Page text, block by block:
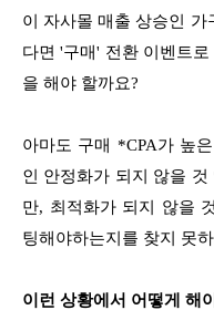
이 자사몰 매출 상승인
다면 '구매' 전환 이벤트
을 해야 할까요?
아마도 구매 *CPA가 높
인 안정화가 되지 않을
만, 최적화가 되지 않을
팅해야하는지를 찾지 못
이런 상황에서 어떻게 해